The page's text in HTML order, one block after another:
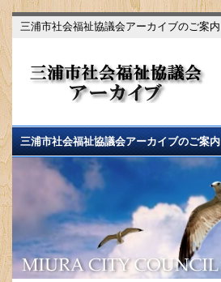
三浦市社会福祉協議会アーカイブのご案内
三浦市社会福祉協議会アーカイブのご案内